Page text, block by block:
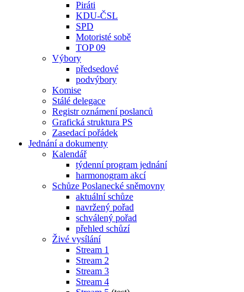
Piráti
KDU-ČSL
SPD
Motoristé sobě
TOP 09
Výbory
předsedové
podvýbory
Komise
Stálé delegace
Registr oznámení poslanců
Grafická struktura PS
Zasedací pořádek
Jednání a dokumenty
Kalendář
týdenní program jednání
harmonogram akcí
Schůze Poslanecké sněmovny
aktuální schůze
navržený pořad
schválený pořad
přehled schůzí
Živé vysílání
Stream 1
Stream 2
Stream 3
Stream 4